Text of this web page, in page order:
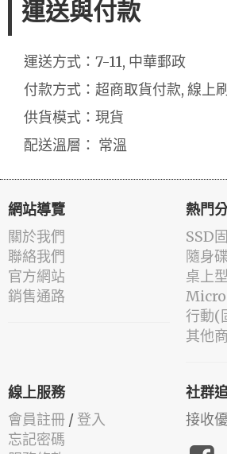
運送與付款
運送方式：7-11, 中華郵政
付款方式：超商取貨付款, 線上
供貨模式：現貨
配送溫層： 常溫
網站導覽
關於我們
聯絡我們
官方網站
銷售通路
熱門
SSD
隨身
桌上
行動(
其他
線上服務
會員註冊 / 登入
忘記密碼
社群
接收